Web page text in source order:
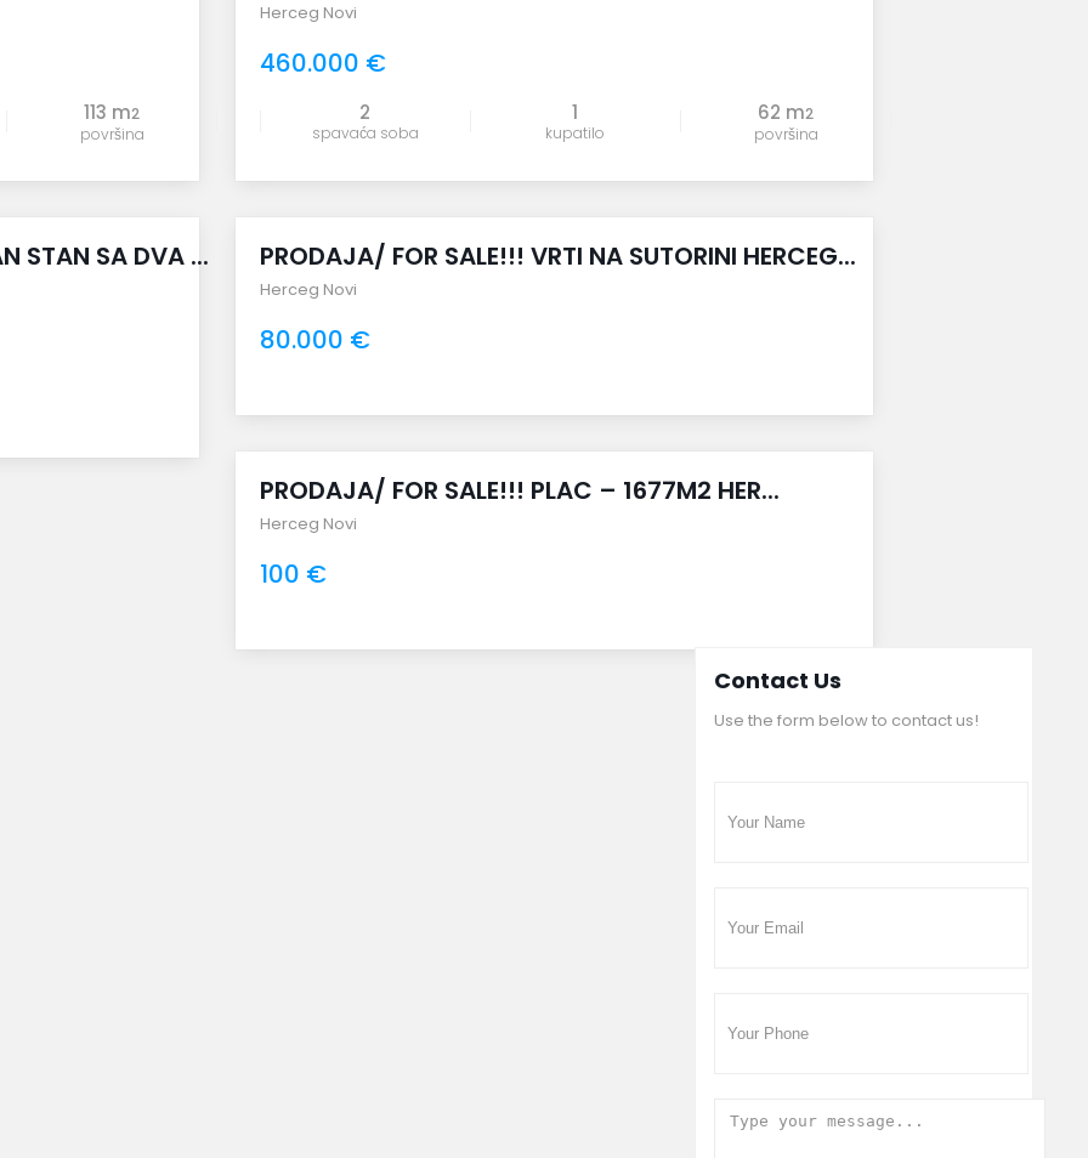
113 m2
površina
Herceg Novi
460.000 €
2
spavaća soba
1
kupatilo
62 m2
površina
STAN SA DVA ... PRODAJA/ FOR SALE!!! VRTI NA SUTORINI HERCEG...
Herceg Novi
80.000 €
PRODAJA/ FOR SALE!!! PLAC – 1677M2 HER...
Herceg Novi
100 €
Contact Us
Use the form below to contact us!